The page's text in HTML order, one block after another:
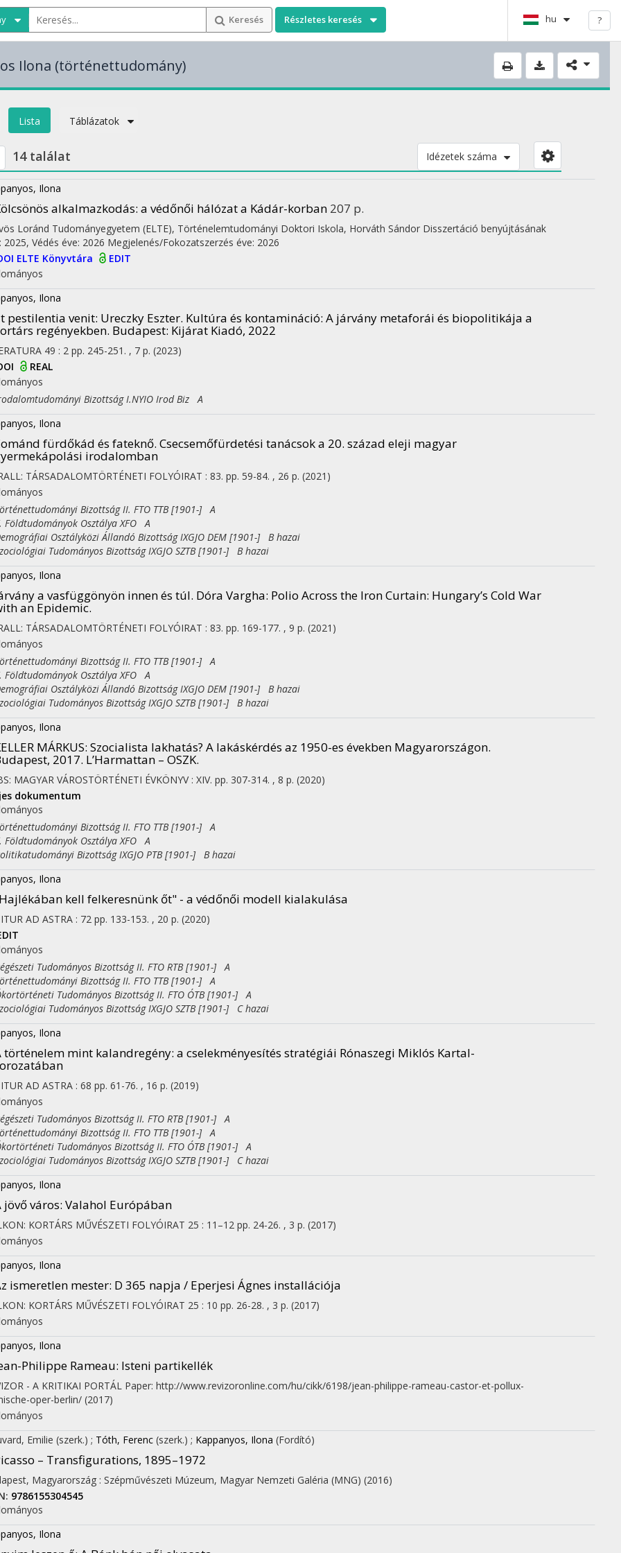
Keresés Részletes keresés hu ?
Ilona (történettudomány)
Lista Táblázatok
14 találat Idézetek száma
Ilona
alkalmazkodás: a védőnői hálózat a Kádár-korban 207 p.
Loránd Tudományegyetem (ELTE), Történelemtudományi Doktori Iskola, Horváth Sándor Disszertáció benyújtásának
2025, Védés éve: 2026 Megjelenés/Fokozatszerzés éve: 2026
ELTE Könyvtára
EDIT
Ilona
pestilentia venit: Ureczky Eszter. Kultúra és kontamináció: A járvány metaforái és biopolitikája a
regényekben. Budapest: Kijárat Kiadó, 2022
49 : 2 pp. 245-251. , 7 p. (2023)
REAL
Bizottság I.NYIO Irod Biz A
Ilona
fürdőkád és fateknő. Csecsemőfürdetési tanácsok a 20. század eleji magyar
irodalomban
TÁRSADALOMTÖRTÉNETI FOLYÓIRAT : 83. pp. 59-84. , 26 p. (2021)
Bizottság II. FTO TTB [1901-] A
Osztálya XFO A
Osztályközi Állandó Bizottság IXGJO DEM [1901-] B hazai
Tudományos Bizottság IXGJO SZTB [1901-] B hazai
Ilona
a vasfüggönyön innen és túl. Dóra Vargha: Polio Across the Iron Curtain: Hungary’s Cold War
an Epidemic.
TÁRSADALOMTÖRTÉNETI FOLYÓIRAT : 83. pp. 169-177. , 9 p. (2021)
Bizottság II. FTO TTB [1901-] A
Osztálya XFO A
Osztályközi Állandó Bizottság IXGJO DEM [1901-] B hazai
Tudományos Bizottság IXGJO SZTB [1901-] B hazai
Ilona
MÁRKUS: Szocialista lakhatás? A lakáskérdés az 1950-es években Magyarországon.
2017. L’Harmattan – OSZK.
MAGYAR VÁROSTÖRTÉNETI ÉVKÖNYV : XIV. pp. 307-314. , 8 p. (2020)
dokumentum
Bizottság II. FTO TTB [1901-] A
Osztálya XFO A
Bizottság IXGJO PTB [1901-] B hazai
Ilona
kell felkeresnünk őt" - a védőnői modell kialakulása
AD ASTRA : 72 pp. 133-153. , 20 p. (2020)
Tudományos Bizottság II. FTO RTB [1901-] A
Bizottság II. FTO TTB [1901-] A
Tudományos Bizottság II. FTO ÓTB [1901-] A
Tudományos Bizottság IXGJO SZTB [1901-] C hazai
Ilona
történelem mint kalandregény: a cselekményesítés stratégiái Rónaszegi Miklós Kartal-
AD ASTRA : 68 pp. 61-76. , 16 p. (2019)
Tudományos Bizottság II. FTO RTB [1901-] A
Bizottság II. FTO TTB [1901-] A
Tudományos Bizottság II. FTO ÓTB [1901-] A
Tudományos Bizottság IXGJO SZTB [1901-] C hazai
Ilona
jövő város: Valahol Európában
KORTÁRS MŰVÉSZETI FOLYÓIRAT 25 : 11–12 pp. 24-26. , 3 p. (2017)
Ilona
ismeretlen mester: D 365 napja / Eperjesi Ágnes installációja
KORTÁRS MŰVÉSZETI FOLYÓIRAT 25 : 10 pp. 26-28. , 3 p. (2017)
Ilona
Philippe Rameau: Isteni partikellék
- A KRITIKAI PORTÁL Paper: http://www.revizoronline.com/hu/cikk/6198/jean-philippe-rameau-castor-et-pollux-
oper-berlin/ (2017)
Emilie (szerk.) ; Tóth, Ferenc (szerk.) ; Kappanyos, Ilona (Fordító)
– Transfigurations, 1895–1972
Magyarország : Szépművészeti Múzeum, Magyar Nemzeti Galéria (MNG) (2016)
9786155304545
Ilona